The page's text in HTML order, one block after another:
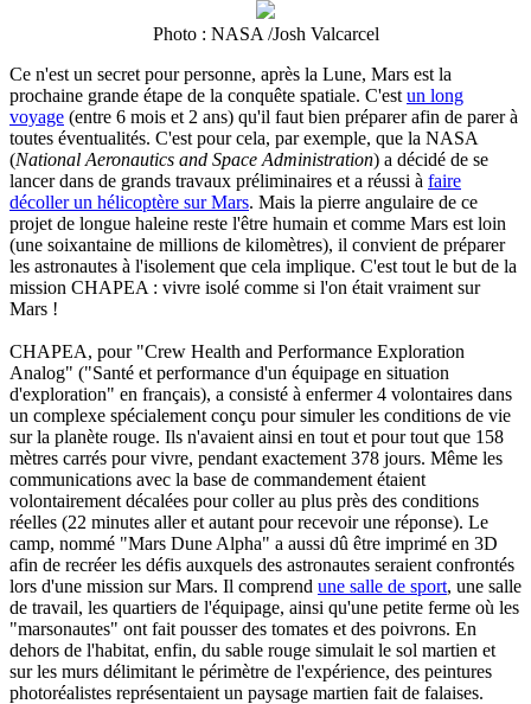
Photo : NASA /Josh Valcarcel
Ce n'est un secret pour personne, après la Lune, Mars est la
prochaine grande étape de la conquête spatiale. C'est un long
voyage (entre 6 mois et 2 ans) qu'il faut bien préparer afin de parer à
toutes éventualités. C'est pour cela, par exemple, que la NASA
(National Aeronautics and Space Administration) a décidé de se
lancer dans de grands travaux préliminaires et a réussi à faire
décoller un hélicoptère sur Mars. Mais la pierre angulaire de ce
projet de longue haleine reste l'être humain et comme Mars est loin
(une soixantaine de millions de kilomètres), il convient de préparer
les astronautes à l'isolement que cela implique. C'est tout le but de la
mission CHAPEA : vivre isolé comme si l'on était vraiment sur
Mars !
CHAPEA, pour "Crew Health and Performance Exploration
Analog" ("Santé et performance d'un équipage en situation
d'exploration" en français), a consisté à enfermer 4 volontaires dans
un complexe spécialement conçu pour simuler les conditions de vie
sur la planète rouge. Ils n'avaient ainsi en tout et pour tout que 158
mètres carrés pour vivre, pendant exactement 378 jours. Même les
communications avec la base de commandement étaient
volontairement décalées pour coller au plus près des conditions
réelles (22 minutes aller et autant pour recevoir une réponse). Le
camp, nommé "Mars Dune Alpha" a aussi dû être imprimé en 3D
afin de recréer les défis auxquels des astronautes seraient confrontés
lors d'une mission sur Mars. Il comprend une salle de sport, une salle
de travail, les quartiers de l'équipage, ainsi qu'une petite ferme où les
"marsonautes" ont fait pousser des tomates et des poivrons. En
dehors de l'habitat, enfin, du sable rouge simulait le sol martien et
sur les murs délimitant le périmètre de l'expérience, des peintures
photoréalistes représentaient un paysage martien fait de falaises.